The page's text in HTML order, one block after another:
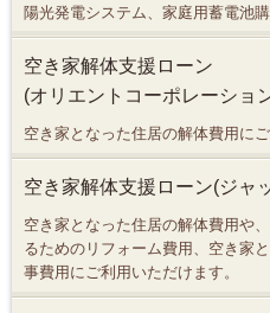
陽光発電システム、家庭用蓄電池
空き家解体支援ローン
(オリエントコーポレーショ
空き家となった住居の解体費用に
空き家解体支援ローン(ジャ
空き家となった住居の解体費用や
るためのリフォーム費用、空き家
事費用にご利用いただけます。